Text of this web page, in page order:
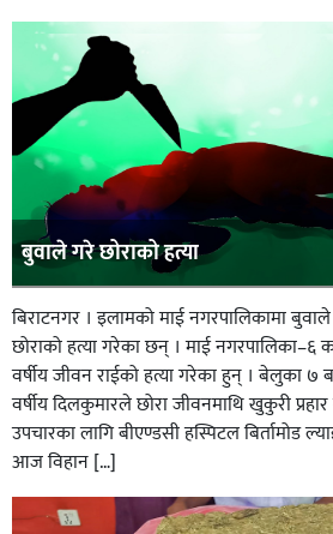
बुवाले गरे छोराको हत्या
बिराटनगर । इलामको माई नगरपालिकामा
छोराको हत्या गरेका छन् । माई नगरपालिका–६
वर्षीय जीवन राईको हत्या गरेका हुन् । बेलुका
वर्षीय दिलकुमारले छोरा जीवनमाथि खुकुरी
उपचारका लागि बीएण्डसी हस्पिटल बिर्तामोड
आज विहान […]